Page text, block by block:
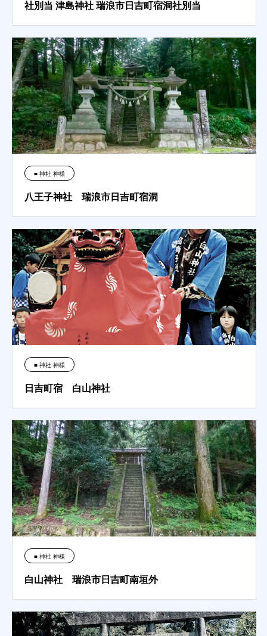
社別当 津島神社 瑞浪市日吉町宿洞社別当
■ 神社 神様
八王子神社 瑞浪市日吉町宿洞
■ 神社 神様
日吉町宿 白山神社
■ 神社 神様
白山神社 瑞浪市日吉町南垣外